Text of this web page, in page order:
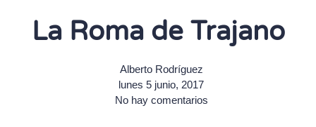
La Roma de Trajano
Alberto Rodríguez
lunes 5 junio, 2017
No hay comentarios